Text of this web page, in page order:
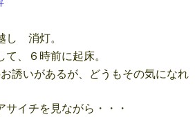
し 消灯。
、６時前に起床。
誘いがあるが、どうもその気になれ
イチを見ながら・・・